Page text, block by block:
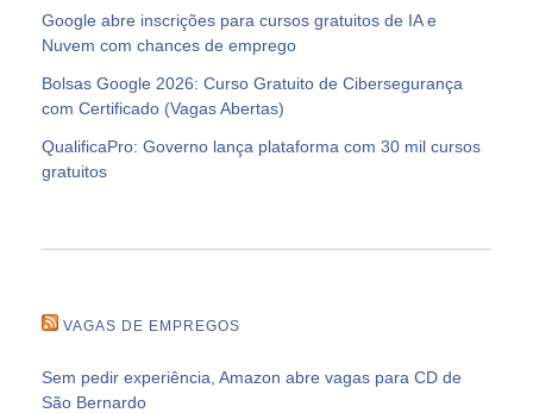
Google abre inscrições para cursos gratuitos de IA e
Nuvem com chances de emprego
Bolsas Google 2026: Curso Gratuito de Cibersegurança
com Certificado (Vagas Abertas)
QualificaPro: Governo lança plataforma com 30 mil cursos
gratuitos
VAGAS DE EMPREGOS
Sem pedir experiência, Amazon abre vagas para CD de
São Bernardo